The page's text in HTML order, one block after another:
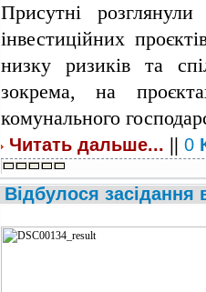
Присутні
інвестиційних
низку ризиків та
зокрема, на
комунального
Читать дальше... || 0
Відбулося засідання